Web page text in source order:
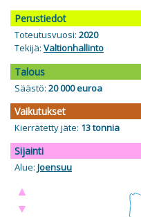
Perustiedot
Toteutusvuosi: 2020
Tekijä: Valtionhallinto
Talous
Säästö: 20 000 euroa
Vaikutukset
Kierrätetty jäte: 13 tonnia
Sijainti
Alue: Joensuu
▲
▼